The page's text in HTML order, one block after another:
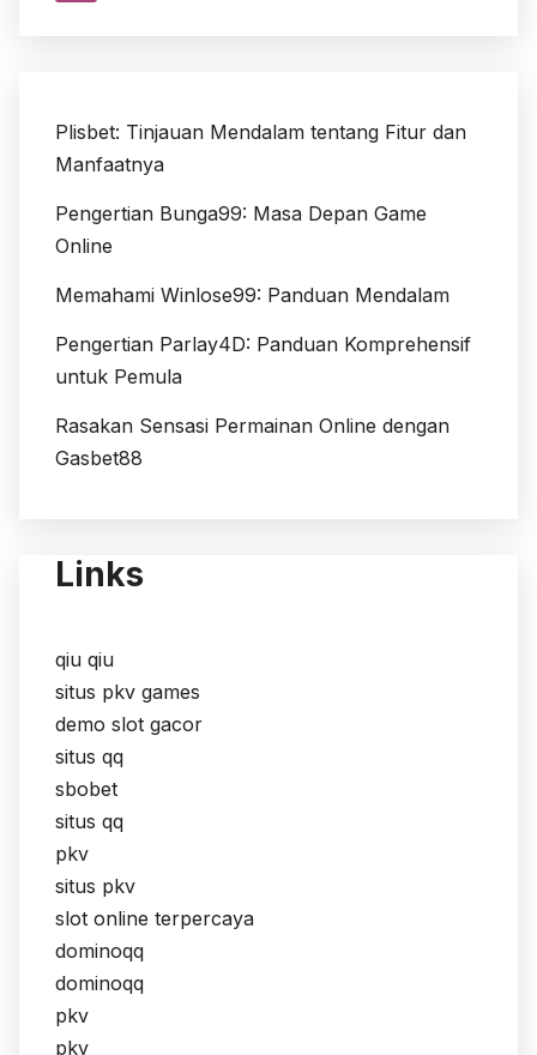
Plisbet: Tinjauan Mendalam tentang Fitur dan
Manfaatnya
Pengertian Bunga99: Masa Depan Game
Online
Memahami Winlose99: Panduan Mendalam
Pengertian Parlay4D: Panduan Komprehensif
untuk Pemula
Rasakan Sensasi Permainan Online dengan
Gasbet88
Links
qiu qiu
situs pkv games
demo slot gacor
situs qq
sbobet
situs qq
pkv
situs pkv
slot online terpercaya
dominoqq
dominoqq
pkv
pkv